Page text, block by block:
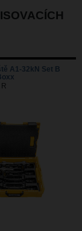
A1-32kN Set B